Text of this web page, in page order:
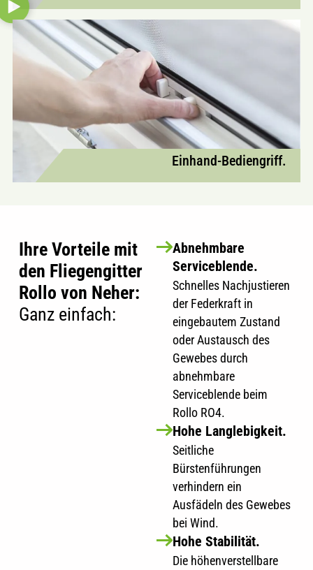
Einhand-Bediengriff.
Ihre Vorteile mit
den Fliegengitter
Rollo von Neher:
Ganz einfach:
Abnehmbare
Serviceblende.
Schnelles Nachjustieren
der Federkraft in
eingebautem Zustand
oder Austausch des
Gewebes durch
abnehmbare
Serviceblende beim
Rollo RO4.
Hohe Langlebigkeit.
Seitliche
Bürstenführungen
verhindern ein
Ausfädeln des Gewebes
bei Wind.
Hohe Stabilität.
Die höhenverstellbare